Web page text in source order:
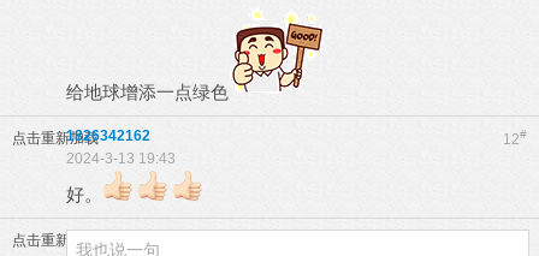
给地球增添一点绿色
点击重新加载 12#
1826342162
2024-3-13 19:43
好。
点击重新加载